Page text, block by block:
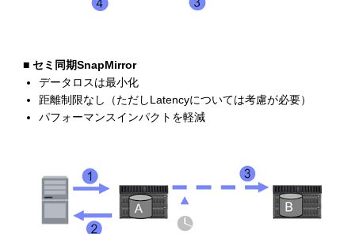
■ セミ同期SnapMirror
データロスは最小化
距離制限なし（ただしLatencyについては考慮が必要）
パフォーマンスインパクトを軽減